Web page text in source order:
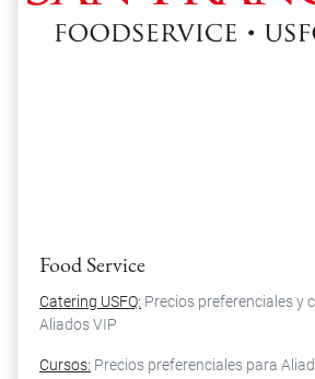
Food Service
Catering USFQ: Precios preferenciales y
Aliados VIP
Cursos: Precios preferenciales para